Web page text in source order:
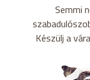
Semmi
Készülj a